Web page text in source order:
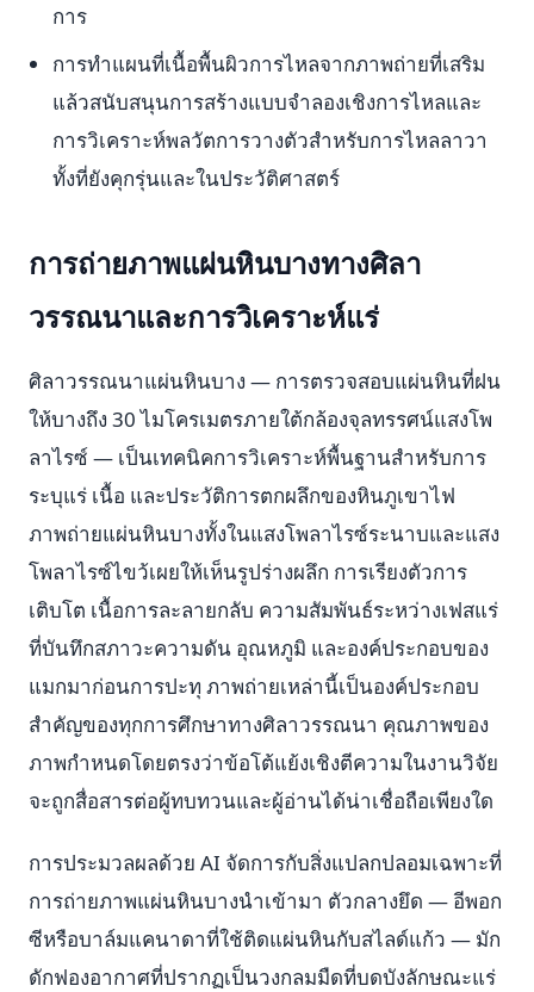
การ
การทำแผนที่เนื้อพื้นผิวการไหลจากภาพถ่ายที่เสริม
แล้วสนับสนุนการสร้างแบบจำลองเชิงการไหลและ
การวิเคราะห์พลวัตการวางตัวสำหรับการไหลลาวา
ทั้งที่ยังคุกรุ่นและในประวัติศาสตร์
การถ่ายภาพแผ่นหินบางทางศิลา
วรรณนาและการวิเคราะห์แร่
ศิลาวรรณนาแผ่นหินบาง — การตรวจสอบแผ่นหินที่ฝน
ให้บางถึง 30 ไมโครเมตรภายใต้กล้องจุลทรรศน์แสงโพ
ลาไรซ์ — เป็นเทคนิคการวิเคราะห์พื้นฐานสำหรับการ
ระบุแร่ เนื้อ และประวัติการตกผลึกของหินภูเขาไฟ
ภาพถ่ายแผ่นหินบางทั้งในแสงโพลาไรซ์ระนาบและแสง
โพลาไรซ์ไขว้เผยให้เห็นรูปร่างผลึก การเรียงตัวการ
เติบโต เนื้อการละลายกลับ ความสัมพันธ์ระหว่างเฟสแร่
ที่บันทึกสภาวะความดัน อุณหภูมิ และองค์ประกอบของ
แมกมาก่อนการปะทุ ภาพถ่ายเหล่านี้เป็นองค์ประกอบ
สำคัญของทุกการศึกษาทางศิลาวรรณนา คุณภาพของ
ภาพกำหนดโดยตรงว่าข้อโต้แย้งเชิงตีความในงานวิจัย
จะถูกสื่อสารต่อผู้ทบทวนและผู้อ่านได้น่าเชื่อถือเพียงใด
การประมวลผลด้วย AI จัดการกับสิ่งแปลกปลอมเฉพาะที่
การถ่ายภาพแผ่นหินบางนำเข้ามา ตัวกลางยึด — อีพอก
ซีหรือบาล์มแคนาดาที่ใช้ติดแผ่นหินกับสไลด์แก้ว — มัก
ดักฟองอากาศที่ปรากฏเป็นวงกลมมืดที่บดบังลักษณะแร่